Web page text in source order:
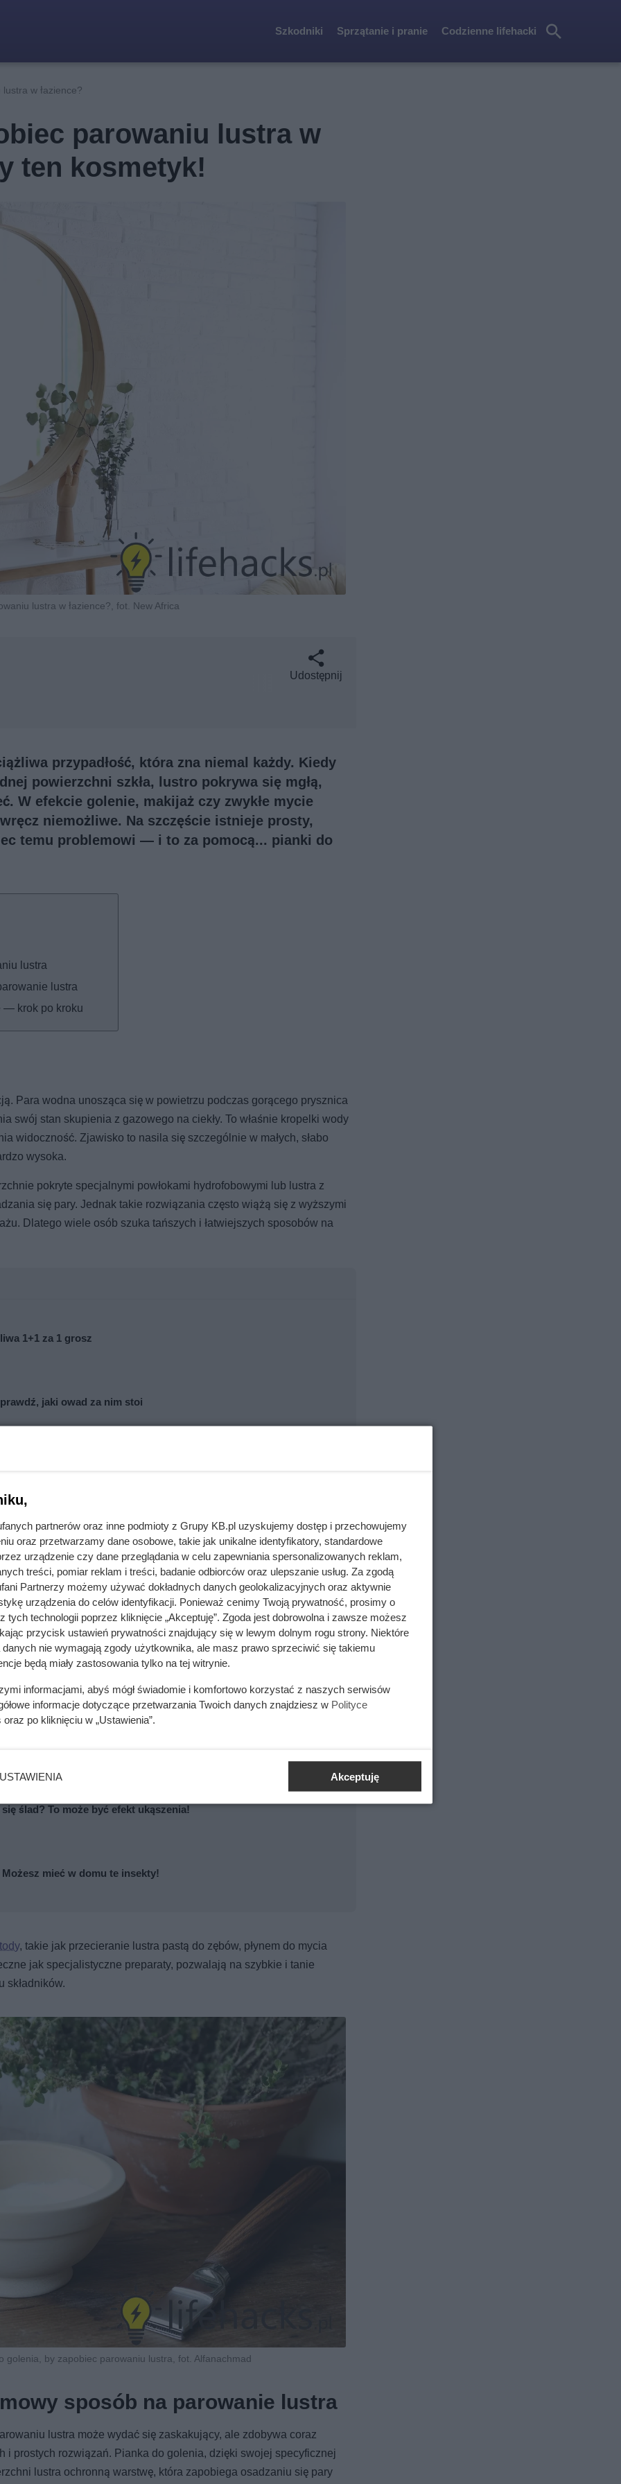
Szkodniki Sprzątanie i pranie Codzienne lifehacki
kaj
w łazience?
parowaniu lustra w
ten kosmetyk!
lustra w łazience?, fot. New Africa
Udostępnij
przypadłość, która zna niemal każdy. Kiedy
powierzchni szkła, lustro pokrywa się mgłą,
W efekcie golenie, makijaż czy zwykłe mycie
niemożliwe. Na szczęście istnieje prosty,
temu problemowi — i to za pomocą... pianki do
lustra
lustra
— krok po kroku
Para wodna unosząca się w powietrzu podczas gorącego prysznica
swój stan skupienia z gazowego na ciekły. To właśnie kropelki wody
widoczność. Zjawisko to nasila się szczególnie w małych, słabo
wysoka.
pokryte specjalnymi powłokami hydrofobowymi lub lustra z
się pary. Jednak takie rozwiązania często wiążą się z wyższymi
Dlatego wiele osób szuka tańszych i łatwiejszych sposobów na
1+1 za 1 grosz
jaki owad za nim stoi
mają kluczowe znaczenie. Im cieplejsza para i chłodniejsza
Dlatego zimą, kiedy łazienka jest chłodniejsza, problem
parowaniu lustra
są specjalistyczne preparaty dostępne w sklepach — spraye i powłoki,
osadzaniu się pary. Takie środki często bazują na
ich skuteczność bywa różna, a aplikacja wymaga regularnego
podgrzewania. Dzięki podgrzewaniu tafli szkła temperatura lustra
skutecznie zapobiega kondensacji. Niestety, takie lustra są drogie i
możliwe w każdym domu.
ślad? To może być efekt ukąszenia!
mieć w domu te insekty!
, takie jak przecieranie lustra pastą do zębów, płynem do mycia
jak specjalistyczne preparaty, pozwalają na szybkie i tanie
składników.
golenia, by zapobiec parowaniu lustra, fot. Alfanachmad
sposób na parowanie lustra
lustra może wydać się zaskakujący, ale zdobywa coraz
i prostych rozwiązań. Pianka do golenia, dzięki swojej specyficznej
lustra ochronną warstwę, która zapobiega osadzaniu się pary
partnerów oraz inne podmioty z Grupy KB.pl uzyskujemy dostęp i przechowujemy
oraz przetwarzamy dane osobowe, takie jak unikalne identyfikatory, standardowe
urządzenie czy dane przeglądania w celu zapewniania spersonalizowanych reklam,
treści, pomiar reklam i treści, badanie odbiorców oraz ulepszanie usług. Za zgodą
Partnerzy możemy używać dokładnych danych geolokalizacyjnych oraz aktywnie
urządzenia do celów identyfikacji. Ponieważ cenimy Twoją prywatność, prosimy o
tych technologii poprzez kliknięcie „Akceptuję”. Zgoda jest dobrowolna i zawsze możesz
przycisk ustawień prywatności znajdujący się w lewym dolnym rogu strony. Niektóre
danych nie wymagają zgody użytkownika, ale masz prawo sprzeciwić się takiemu
będą miały zastosowania tylko na tej witrynie.
informacjami, abyś mógł świadomie i komfortowo korzystać z naszych serwisów
informacje dotyczące przetwarzania Twoich danych znajdziesz w Polityce
oraz po kliknięciu w „Ustawienia”.
USTAWIENIA Akceptuję